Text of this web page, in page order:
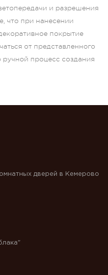
и разрешения
что при нанесении
покрытие
от представленного
ручной процесс создания
дверей в Кемерово